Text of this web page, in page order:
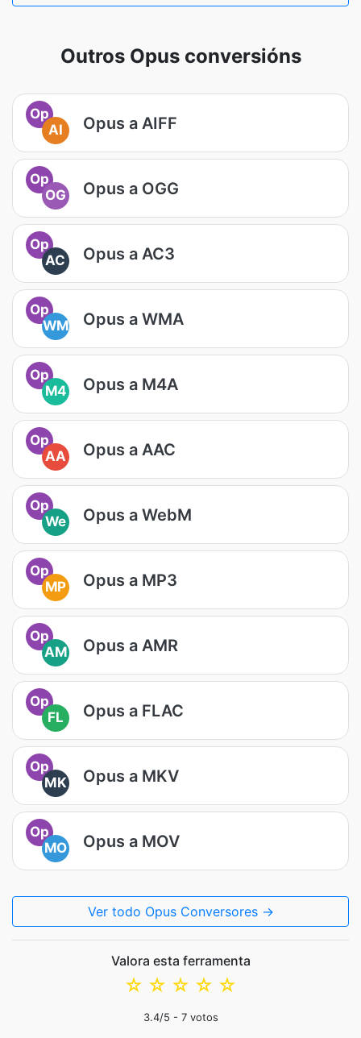
Outros Opus conversións
Op
AI
Opus a AIFF
Op
OG
Opus a OGG
Op
AC
Opus a AC3
Op
WM
Opus a WMA
Op
M4
Opus a M4A
Op
AA
Opus a AAC
Op
We
Opus a WebM
Op
MP
Opus a MP3
Op
AM
Opus a AMR
Op
FL
Opus a FLAC
Op
MK
Opus a MKV
Op
MO
Opus a MOV
Ver todo Opus Conversores →
Valora esta ferramenta
☆
☆
☆
☆
☆
3.4/5 - 7votos